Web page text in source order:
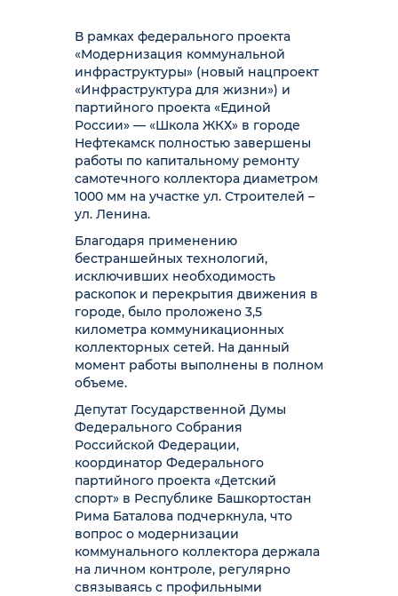
В рамках федерального проекта
«Модернизация коммунальной
инфраструктуры» (новый нацпроект
«Инфраструктура для жизни») и
партийного проекта «Единой
России» — «Школа ЖКХ» в городе
Нефтекамск полностью завершены
работы по капитальному ремонту
самотечного коллектора диаметром
1000 мм на участке ул. Строителей –
ул. Ленина.
Благодаря применению
бестраншейных технологий,
исключивших необходимость
раскопок и перекрытия движения в
городе, было проложено 3,5
километра коммуникационных
коллекторных сетей. На данный
момент работы выполнены в полном
объеме.
Депутат Государственной Думы
Федерального Собрания
Российской Федерации,
координатор Федерального
партийного проекта «Детский
спорт» в Республике Башкортостан
Рима Баталова подчеркнула, что
вопрос о модернизации
коммунального коллектора держала
на личном контроле, регулярно
связываясь с профильными